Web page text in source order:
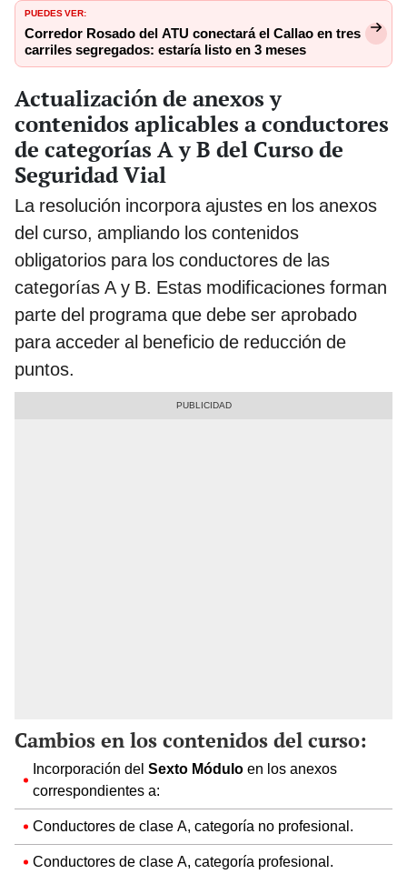
PUEDES VER:
Corredor Rosado del ATU conectará el Callao en tres
carriles segregados: estaría listo en 3 meses
Actualización de anexos y
contenidos aplicables a conductores
de categorías A y B del Curso de
Seguridad Vial
La resolución incorpora ajustes en los anexos
del curso, ampliando los contenidos
obligatorios para los conductores de las
categorías A y B. Estas modificaciones forman
parte del programa que debe ser aprobado
para acceder al beneficio de reducción de
puntos.
Cambios en los contenidos del curso:
Incorporación del Sexto Módulo en los anexos
correspondientes a:
Conductores de clase A, categoría no profesional.
Conductores de clase A, categoría profesional.